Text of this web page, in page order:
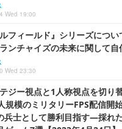
Wed 19:00
ルフィールド』シリーズにつ
ンチャイズの未来に関して自
Wed 23:30
ジー視点と1人称視点を切り
規模のミリタリーFPS配信開
兵士として勝利目指す―採れ